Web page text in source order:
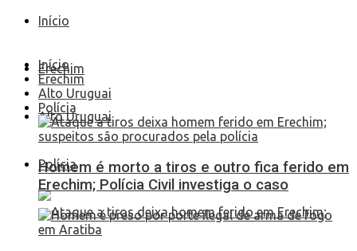
Início
Erechim
Alto Uruguai
Polícia
Início
Erechim
Alto Uruguai
Polícia
Homem é morto a tiros e outro fica ferido em
Erechim; Polícia Civil investiga o caso